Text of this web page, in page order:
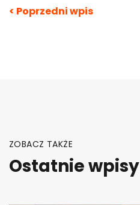
Nawigacja
< Poprzedni wpis
ZOBACZ TAKŻE
Ostatnie wpisy